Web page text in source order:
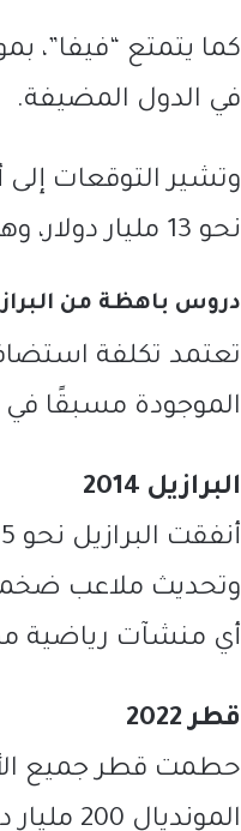
كما يتمتع “فيفا”،
في الدول المضيفة.
نحو 13 مليار دولار، وهو رقم قياسي جديد في تاريخ البطولة.
دروس باهظة من
تعتمد تكلفة
الموجودة مسبقًا في
البرازيل 2014
وتحديث ملاعب
أي منشآت رياضية
قطر 2022
حطمت قطر جميع
المونديال 200 مليار دولار، لتصبح النسخة الأغلى في تاريخ البطولة.